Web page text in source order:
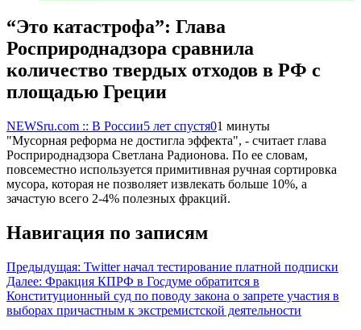
“Это катастрофа”: Глава
Росприроднадзора сравнила
количество твердых отходов в РФ с
площадью Греции
NEWSru.com :: В России5 лет спустя01 минуты
"Мусорная реформа не достигла эффекта", - считает глава
Росприроднадзора Светлана Радионова. По ее словам,
повсеместно используется примитивная ручная сортировка
мусора, которая не позволяет извлекать больше 10%, а
зачастую всего 2-4% полезных фракций.
Навигация по записям
Предыдущая: Twitter начал тестирование платной подписки
Далее: Фракция КПРФ в Госдуме обратится в
Конституционный суд по поводу закона о запрете участия в
выборах причастным к экстремистской деятельности